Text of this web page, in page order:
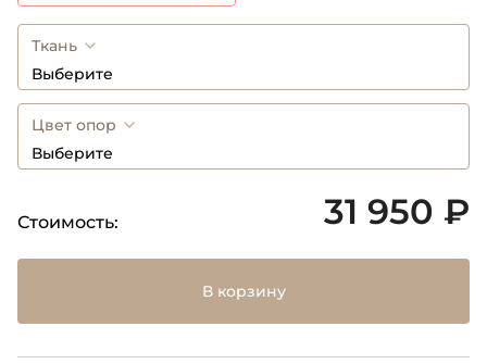
Ткань
Выберите
Цвет опор
Выберите
Стоимость: 31 950 ₽
В корзину